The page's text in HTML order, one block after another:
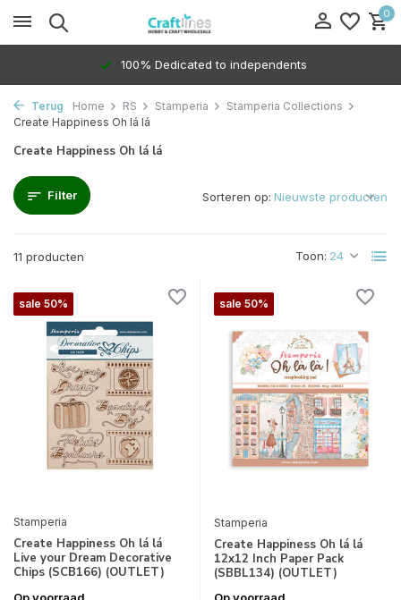
0
100% Dedicated to independents
Terug Home RS Stamperia
Stamperia Collections
Create Happiness Oh lá lá
Create Happiness Oh lá lá
Filter
11 producten Toon:
Sorteren op:
sale 50%
Stamperia
Create Happiness Oh lá lá
Live your Dream Decorative
Chips (SCB166) (OUTLET)
sale 50%
Stamperia
Create Happiness Oh lá lá
12x12 Inch Paper Pack
(SBBL134) (OUTLET)